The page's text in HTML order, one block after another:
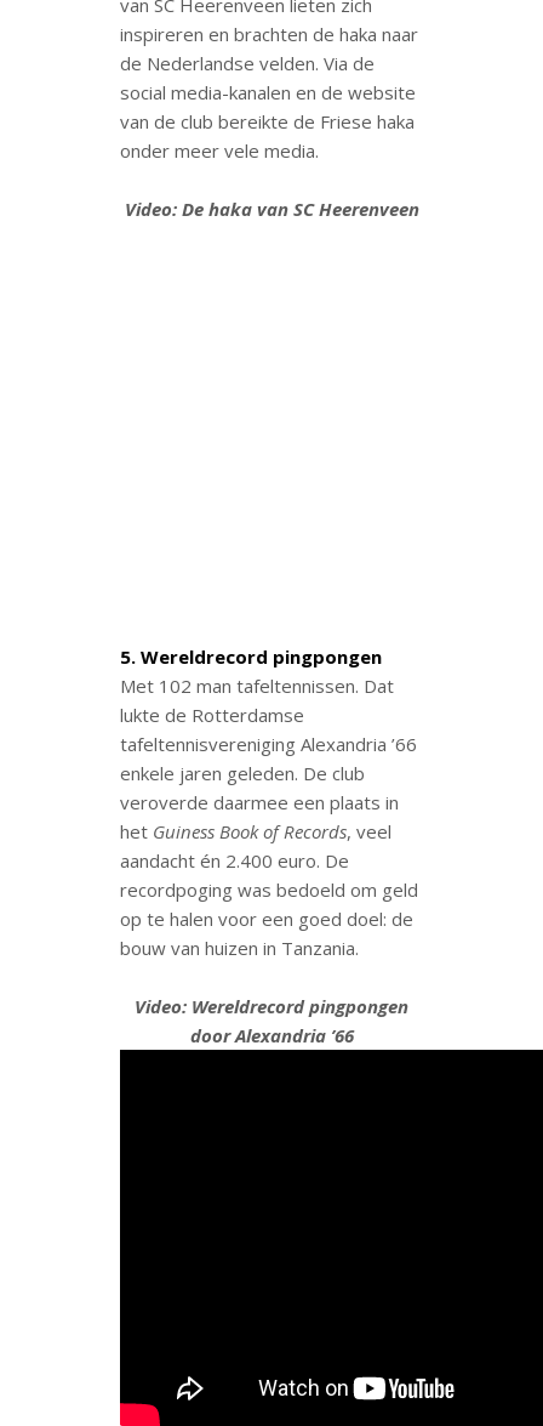
van SC Heerenveen lieten zich
inspireren en brachten de haka naar
de Nederlandse velden. Via de
social media-kanalen en de website
van de club bereikte de Friese haka
onder meer vele media.
Video: De haka van SC Heerenveen
5. Wereldrecord pingpongen
Met 102 man tafeltennissen. Dat
lukte de Rotterdamse
tafeltennisvereniging Alexandria ’66
enkele jaren geleden. De club
veroverde daarmee een plaats in
het Guiness Book of Records, veel
aandacht én 2.400 euro. De
recordpoging was bedoeld om geld
op te halen voor een goed doel: de
bouw van huizen in Tanzania.
Video: Wereldrecord pingpongen
door Alexandria ’66